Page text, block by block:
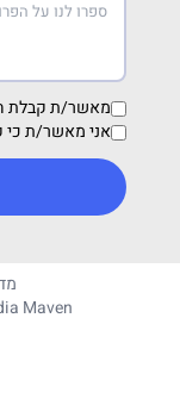
מאשר/ת קבלת
אני מאשר/ת כי
Maven